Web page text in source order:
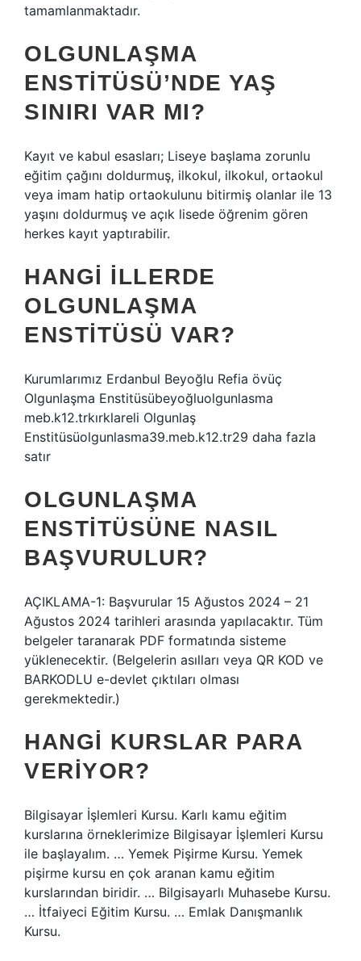
tamamlanmaktadır.
OLGUNLAŞMA
ENSTITÜSÜ’NDE YAŞ
SINIRI VAR MI?
Kayıt ve kabul esasları; Liseye başlama zorunlu
eğitim çağını doldurmuş, ilkokul, ilkokul, ortaokul
veya imam hatip ortaokulunu bitirmiş olanlar ile 13
yaşını doldurmuş ve açık lisede öğrenim gören
herkes kayıt yaptırabilir.
HANGI ILLERDE
OLGUNLAŞMA
ENSTITÜSÜ VAR?
Kurumlarımız Erdanbul Beyoğlu Refia övüç
Olgunlaşma Enstitüsübeyoğluolgunlasma
meb.k12.trkırklareli Olgunlaş
Enstitüsüolgunlasma39.meb.k12.tr29 daha fazla
satır
OLGUNLAŞMA
ENSTITÜSÜNE NASIL
BAŞVURULUR?
AÇIKLAMA-1: Başvurular 15 Ağustos 2024 – 21
Ağustos 2024 tarihleri ​​arasında yapılacaktır. Tüm
belgeler taranarak PDF formatında sisteme
yüklenecektir. (Belgelerin asılları veya QR KOD ve
BARKODLU e-devlet çıktıları olması
gerekmektedir.)
HANGI KURSLAR PARA
VERIYOR?
Bilgisayar İşlemleri Kursu. Karlı kamu eğitim
kurslarına örneklerimize Bilgisayar İşlemleri Kursu
ile başlayalım. … Yemek Pişirme Kursu. Yemek
pişirme kursu en çok aranan kamu eğitim
kurslarından biridir. … Bilgisayarlı Muhasebe Kursu.
… İtfaiyeci Eğitim Kursu. … Emlak Danışmanlık
Kursu.